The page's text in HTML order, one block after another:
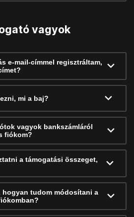
vagyok
e-mail-címmel regisztráltam,
mi a baj?
vagyok bankszámláról
fiókom?
a támogatási összeget,
hogyan tudom módosítani a